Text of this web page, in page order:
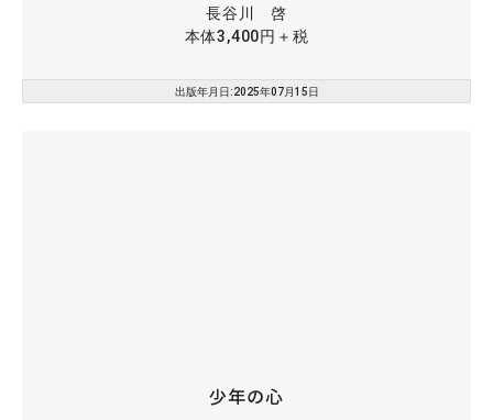
長谷川 啓
本体3,400円＋税
出版年月日:2025年07月15日
少年の心